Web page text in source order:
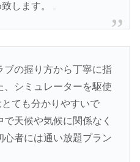
します。
ブの握り方から丁寧に指
シミュレーターを駆使
ても分かりやすいで
天候や気候に関係なく
者には通い放題プラン